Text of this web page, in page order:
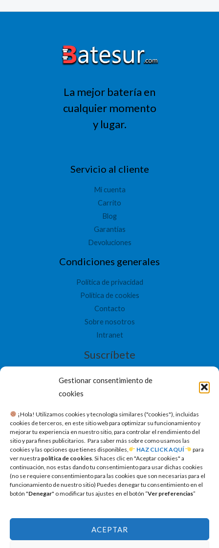
Gestionar consentimiento de
cookies
​ ¡Hola! Utilizamos cookies y tecnología similares ("cookies"), incluidas
cookies de terceros, en este sitio web para optimizar su funcionamiento y
mejorar tu experiencia en nuestro sitio, para controlar el rendimiento del
sitio y para fines publicitarios. Para saber más sobre como usamos las
cookies y las opciones que tienes disponibles,
HAZ CLICK AQUÍ
para
ver nuestra política de cookies. Si haces clic en "Aceptar cookies" a
continuación, nos estas dando tu consentimiento para usar dichas cookies
(no se requiere consentimiento para las cookies que son necesarias para el
funcionamiento de nuestro sitio) Puedes denegar tu consentimiento en el
botón "Denegar" o modificar tus ajustes en el botón “Ver preferencias”
ACEPTAR
La mejor batería en
cualquier momento
y lugar.
Servicio al cliente
Mi cuenta
Carrito
Blog
Garantías
Devoluciones
Condiciones generales
Política de privacidad
Política de cookies
Contacto
Sobre nosotros
Intranet
Suscríbete
SUSCRIBETE